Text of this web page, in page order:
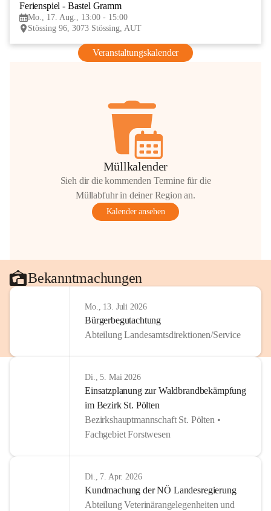
Ferienspiel - Bastel Gramm
Mo., 17. Aug., 13:00 - 15:00
Stössing 96, 3073 Stössing, AUT
Veranstaltungskalender
Müllkalender
Sieh dir die kommenden Termine für die
Müllabfuhr in deiner Region an.
Kalender ansehen
Bekanntmachungen
Mo., 13. Juli 2026
Bürgerbegutachtung
Abteilung Landesamtsdirektionen/Service
Di., 5. Mai 2026
Einsatzplanung zur Waldbrandbekämpfung
im Bezirk St. Pölten
Bezirkshauptmannschaft St. Pölten •
Fachgebiet Forstwesen
Di., 7. Apr. 2026
Kundmachung der NÖ Landesregierung
Abteilung Veterinärangelegenheiten und